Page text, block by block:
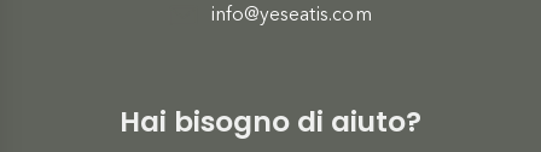
info@yeseatis.com
Hai bisogno di aiuto?